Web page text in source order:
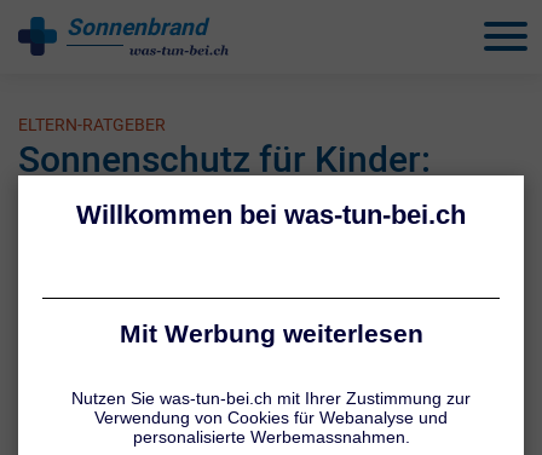
Sonnenbrandbehandeln
ELTERN-RATGEBER
Sonnenschutz für Kinder:
Tipps